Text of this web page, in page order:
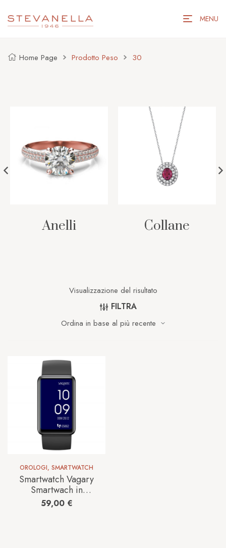
MENU
Home Page Prodotto Peso 30
Anelli Collane
Visualizzazione del risultato
FILTRA
OROLOGI, SMARTWATCH
Smartwatch Vagary
Smartwach in
Plastica X05A-
001VY
59,00 €